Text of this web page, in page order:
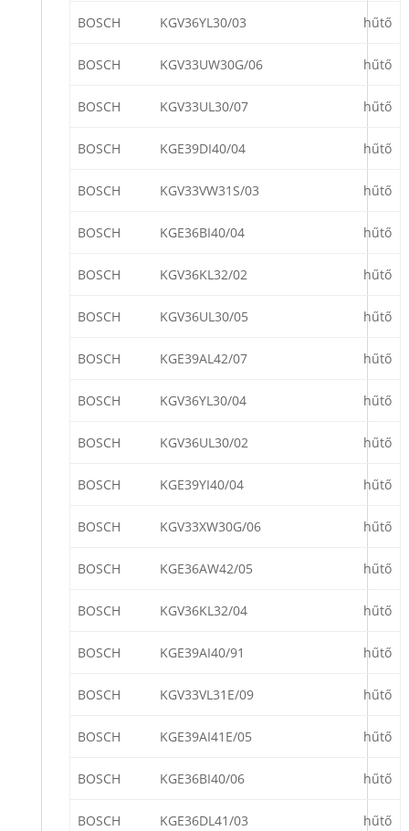
BOSCH KGV36YL30/03 hűtő
BOSCH KGV33UW30G/06 hűtő
BOSCH KGV33UL30/07 hűtő
BOSCH KGE39DI40/04 hűtő
BOSCH KGV33VW31S/03 hűtő
BOSCH KGE36BI40/04 hűtő
BOSCH KGV36KL32/02 hűtő
BOSCH KGV36UL30/05 hűtő
BOSCH KGE39AL42/07 hűtő
BOSCH KGV36YL30/04 hűtő
BOSCH KGV36UL30/02 hűtő
BOSCH KGE39YI40/04 hűtő
BOSCH KGV33XW30G/06 hűtő
BOSCH KGE36AW42/05 hűtő
BOSCH KGV36KL32/04 hűtő
BOSCH KGE39AI40/91 hűtő
BOSCH KGV33VL31E/09 hűtő
BOSCH KGE39AI41E/05 hűtő
BOSCH KGE36BI40/06 hűtő
BOSCH KGE36DL41/03 hűtő